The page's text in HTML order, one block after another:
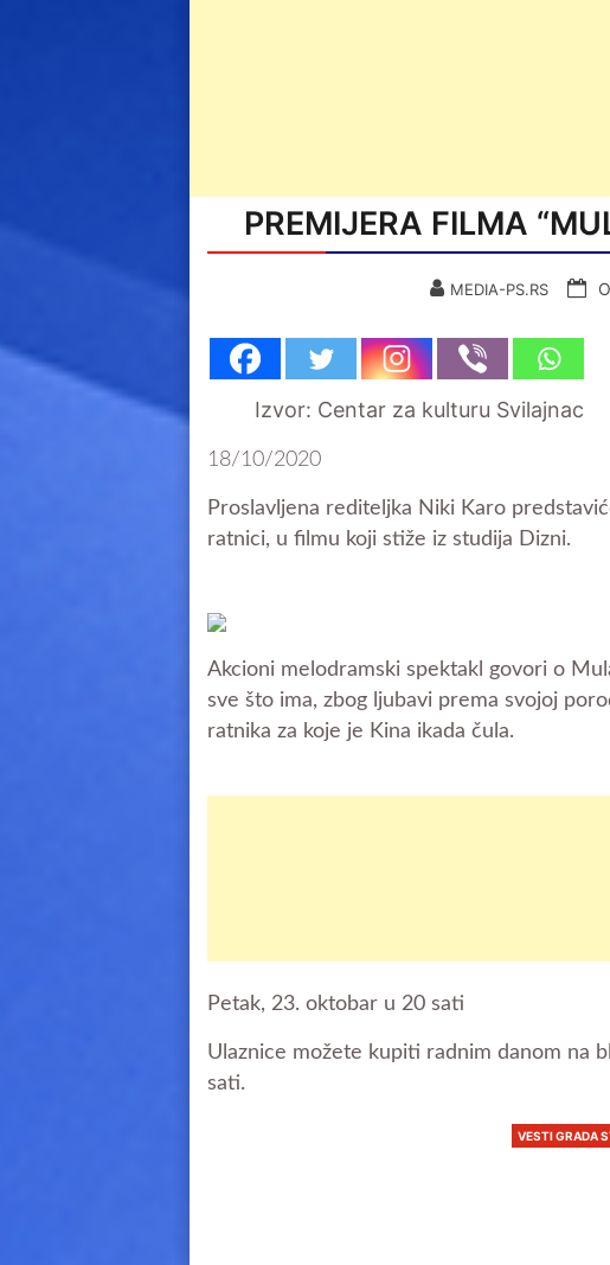
PREMIJERA FILMA
MEDIA-PS.RS
Izvor: Centar za kulturu Svilajnac
18/10/2020
Proslavljena rediteljka Niki Karo
ratnici, u filmu koji stiže iz studija Dizni.
Akcioni melodramski spektakl govori o
sve što ima, zbog ljubavi prema svojoj
ratnika za koje je Kina ikada čula.
Petak, 23. oktobar u 20 sati
Ulaznice možete kupiti radnim danom na
sati.
VESTI GRADA